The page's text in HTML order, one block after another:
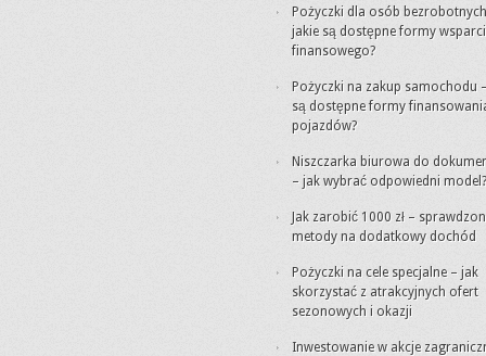
Pożyczki dla osób
jakie są dostępne formy
finansowego?
Pożyczki na zakup samochodu
są dostępne formy
pojazdów?
Niszczarka biurowa do
– jak wybrać odpowiedni model?
Jak zarobić 1000 zł –
metody na dodatkowy dochód
Pożyczki na cele specjalne – jak
skorzystać z atrakcyjnych ofert
sezonowych i okazji
Inwestowanie w akcje